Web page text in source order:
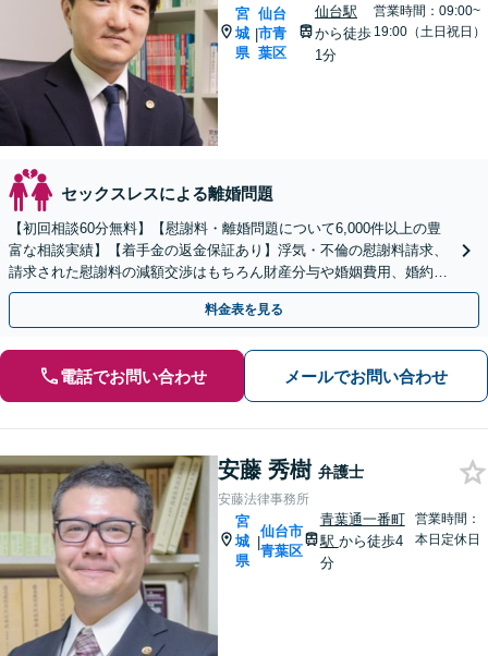
宮
城
県
|
仙台
市青
葉区
仙台駅
から徒歩
1分
営業時間：09:00~
19:00（土日祝日）
セックスレスによる離婚問題
【初回相談60分無料】【慰謝料・離婚問題について6,000件以上の豊
富な相談実績】【着手金の返金保証あり】浮気・不倫の慰謝料請求、
請求された慰謝料の減額交渉はもちろん財産分与や婚姻費用、婚約破
棄など様々な離婚・男女問題の解決実績が豊富です。
料金表を見る
電話でお問い合わせ メールでお問い合わせ
安藤 秀樹 弁護士
安藤法律事務所
宮
城
県
|
仙台市
青葉区
青葉通一番町
駅 から徒歩4
分
営業時間：
本日定休日